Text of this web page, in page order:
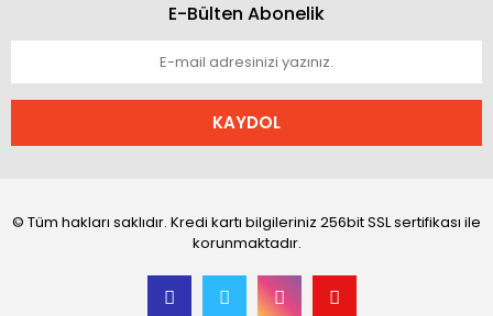
E-Bülten Abonelik
KAYDOL
© Tüm hakları saklıdır. Kredi kartı bilgileriniz 256bit SSL sertifikası ile
korunmaktadır.